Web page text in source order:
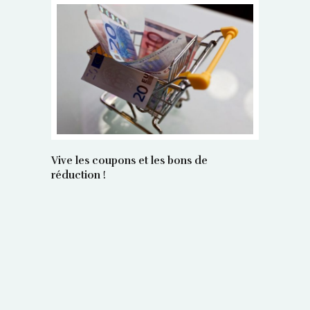
Vive les coupons et les bons de
réduction !